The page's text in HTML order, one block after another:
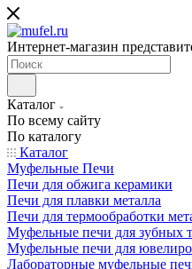
Интернет-магазин
Каталог
По всему сайту
По каталогу
Каталог
Муфельные Печи
Печи для обжига керамики
Печи для плавки металла
Печи для термообработки
Муфельные печи для зубных
Муфельные печи для
Лабораторные муфельные